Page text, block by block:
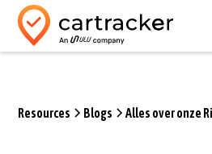
Resources Blogs Alles over onze